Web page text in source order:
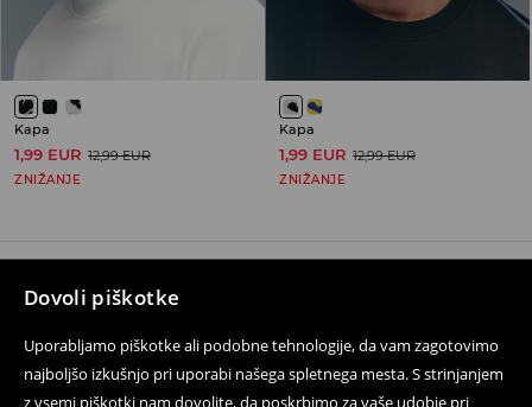
Dovoli piškotke
Uporabljamo piškotke ali podobne tehnologije, da vam zagotovimo
najboljšo izkušnjo pri uporabi našega spletnega mesta. S strinjanjem
z vsemi piškotki nam dovolite, da poskrbimo za vaše udobje pri
Kapa
1,99 EUR 12,99 EUR
ZNIŽANJE
Kapa
1,99 EUR 12,99 EUR
ZNIŽANJE